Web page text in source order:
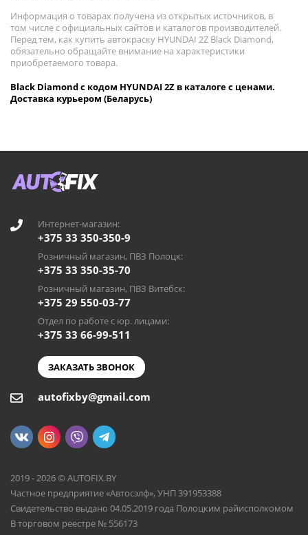
Информация о товарах получена из открытых источников, в
том числе с официальных сайтов и каталогов производителей.
Перед тем, как купить автокраску HYUNDAI 2Z Black Diamond,
обязательно обращайте внимание на характеристики
приобретаемого товара.
Black Diamond с кодом HYUNDAI 2Z в каталоге с ценами.
Доставка курьером (Беларусь)
Интернет-магазин:
+375 33 350-350-9
Розничный магазин, ПВЗ Полоцк:
+375 33 350-35-70
Розничный магазин, ПВЗ Витебск:
+375 29 550-03-77
Отдел по работе с юр. лицами:
+375 33 66-99-511
ЗАКАЗАТЬ ЗВОНОК
autofixby@gmail.com
2019 - 2026 © AUTOFIX.BY
Частное предприятие «Автосэлф», УНП 391953388
Свидетельство выдано 04.05.2019 года Полоцким райисполкомом
В торговом реестре № 556173